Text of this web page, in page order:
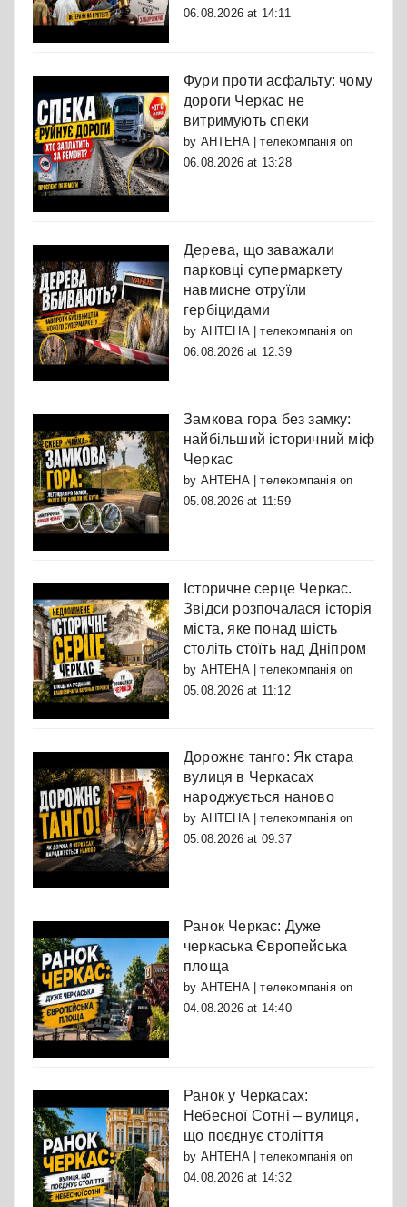
06.08.2026 at 14:11
Фури проти асфальту: чому
дороги Черкас не
витримують спеки
by АНТЕНА | телекомпаніяon
06.08.2026 at 13:28
Дерева, що заважали
парковці супермаркету
навмисне отруїли
гербіцидами
by АНТЕНА | телекомпаніяon
06.08.2026 at 12:39
Замкова гора без замку:
найбільший історичний міф
Черкас
by АНТЕНА | телекомпаніяon
05.08.2026 at 11:59
Історичне серце Черкас.
Звідси розпочалася історія
міста, яке понад шість
століть стоїть над Дніпром
by АНТЕНА | телекомпаніяon
05.08.2026 at 11:12
Дорожнє танго: Як стара
вулиця в Черкасах
народжується наново
by АНТЕНА | телекомпаніяon
05.08.2026 at 09:37
Ранок Черкас: Дуже
черкаська Європейська
площа
by АНТЕНА | телекомпаніяon
04.08.2026 at 14:40
Ранок у Черкасах:
Небесної Сотні – вулиця,
що поєднує століття
by АНТЕНА | телекомпаніяon
04.08.2026 at 14:32